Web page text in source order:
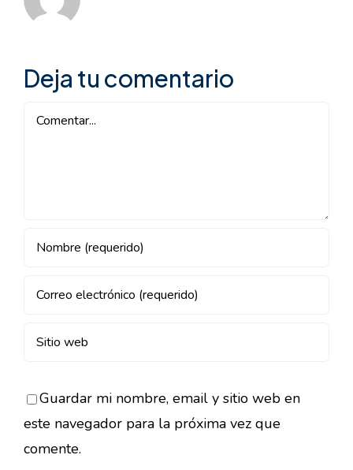
Deja tu comentario
Comentar
Guardar mi nombre, email y sitio web en
este navegador para la próxima vez que
comente.